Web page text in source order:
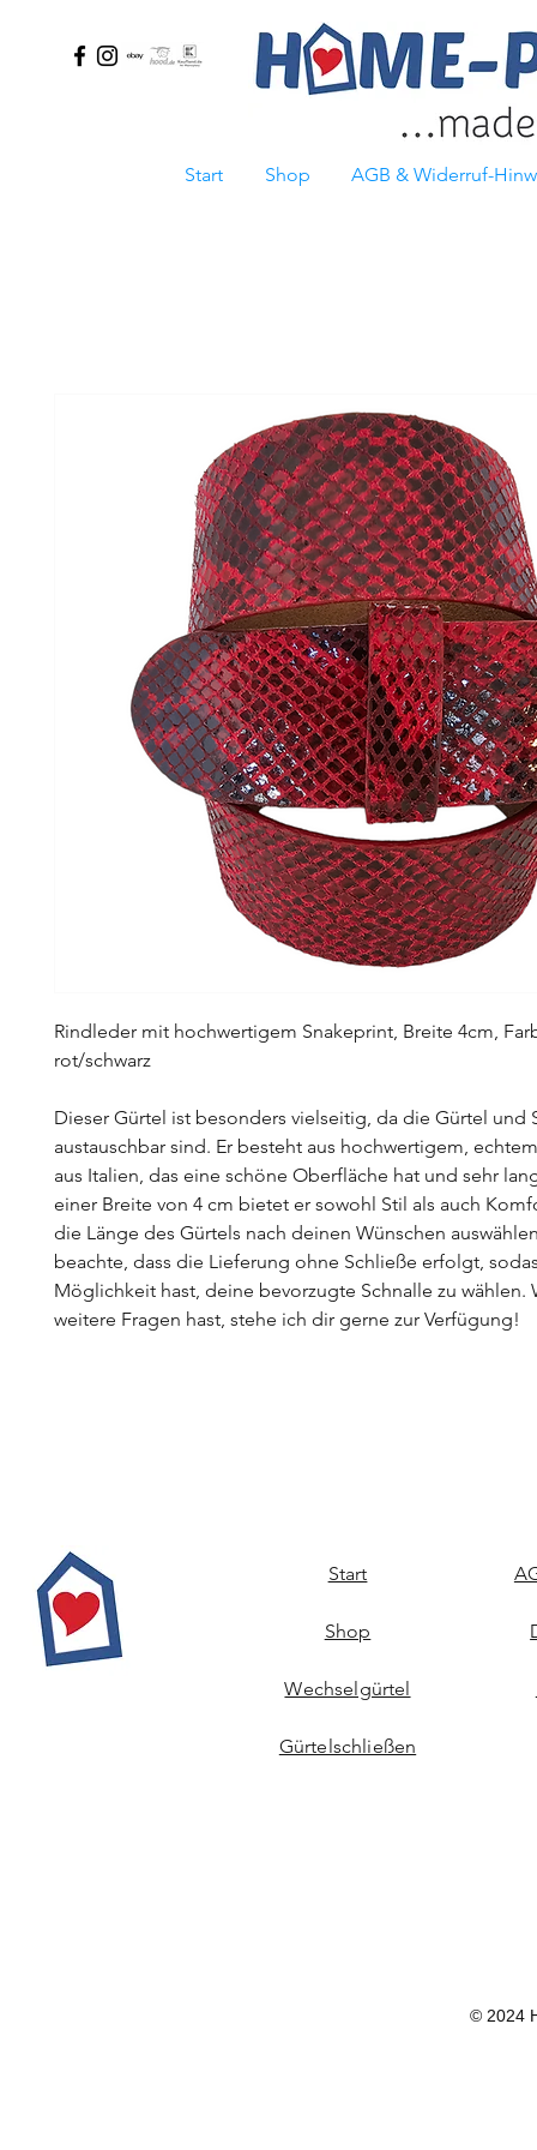
Start Shop AGB & Widerruf-
Rindleder mit hochwertigem Snakeprint, Breite 4cm,
rot/schwarz
Dieser Gürtel ist besonders vielseitig, da die Gürtel und
austauschbar sind. Er besteht aus hochwertigem,
aus Italien, das eine schöne Oberfläche hat und sehr
einer Breite von 4 cm bietet er sowohl Stil als auch
die Länge des Gürtels nach deinen Wünschen
beachte, dass die Lieferung ohne Schließe erfolgt,
Möglichkeit hast, deine bevorzugte Schnalle zu wählen.
weitere Fragen hast, stehe ich dir gerne zur Verfügung!
Start
Shop
Wechselgürtel
Gürtelschließen
© 2024